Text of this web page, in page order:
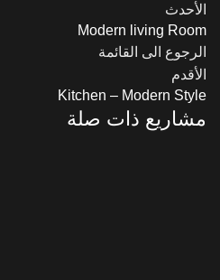
الأحدث
Modern living Room
الرجوع الى القائمة
الأقدم
Kitchen – Modern Style
مشاريع ذات صلة